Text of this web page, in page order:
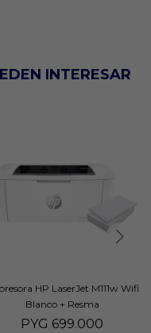
INTERESAR
HP LaserJet M111w Wifi
Blanco + Resma
PYG 699.000